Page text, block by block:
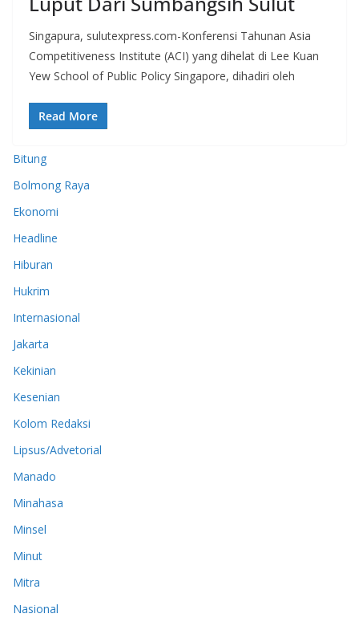
Singapura, sulutexpress.com-Konferensi Tahunan Asia
Competitiveness Institute (ACI) yang dihelat di Lee Kuan
Yew School of Public Policy Singapore, dihadiri oleh
Read More
Bitung
Bolmong Raya
Ekonomi
Headline
Hiburan
Hukrim
Internasional
Jakarta
Kekinian
Kesenian
Kolom Redaksi
Lipsus/Advetorial
Manado
Minahasa
Minsel
Minut
Mitra
Nasional